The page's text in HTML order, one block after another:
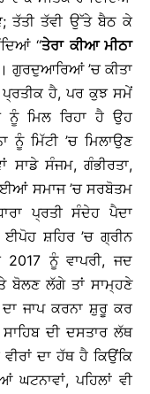
ਤੱਤੀ ਤੱਵੀ ਉੱਤੇ ਬੈਠ ਕੇ
‘‘ਤੇਰਾ ਕੀਆ ਮੀਠਾ
ਗੁਰਦੁਆਰਿਆਂ ’ਚ ਕੀਤਾ
ਪ੍ਰਤੀਕ ਹੈ, ਪਰ ਕੁਝ ਸਮੇਂ
ਮਿਲ ਰਿਹਾ ਹੈ ਉਹ
ਨੂੰ ਮਿੱਟੀ ’ਚ ਮਿਲਾਉਣ
ਸਾਡੇ ਸੰਜਮ, ਗੰਭੀਰਤਾ,
ਸਮਾਜ ’ਚ ਸਰਬੋਤਮ
ਪ੍ਰਤੀ ਸੰਦੇਹ ਪੈਦਾ
ਸ਼ਹਿਰ ’ਚ ਗ੍ਰੀਨ
2017 ਨੂੰ ਵਾਪਰੀ, ਜਦ
ਬੋਲਣ ਲੱਗੇ ਤਾਂ ਸਾਮ੍ਹਣੇ
ਜਾਪ ਕਰਨਾ ਸ਼ੁਰੂ ਕਰ
ਦੀ ਦਸਤਾਰ ਲੱਥ
ਦਾ ਹੱਥ ਹੈ ਕਿਉਂਕਿ
ਘਟਨਾਵਾਂ, ਪਹਿਲਾਂ ਵੀ